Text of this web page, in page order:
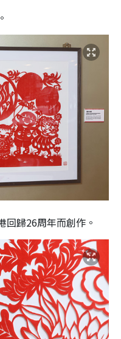
回歸26周年而創作。